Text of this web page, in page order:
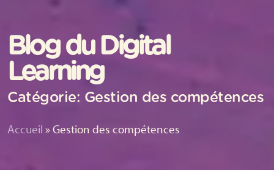
Blog du Digital
Learning
Catégorie: Gestion des compétences
Accueil »Gestion des compétences